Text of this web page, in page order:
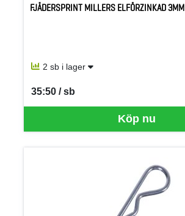
FJÄDERSPRINT MILLERS ELFÖRZINKAD 3MM
2 sb i lager
Köp nu
35:50 / sb
SEK per SB